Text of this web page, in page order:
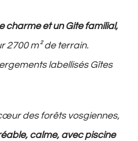
charme et un Gite familial,
2700 m² de terrain.
labellisés Gîtes
des forêts vosgiennes,
calme, avec piscine